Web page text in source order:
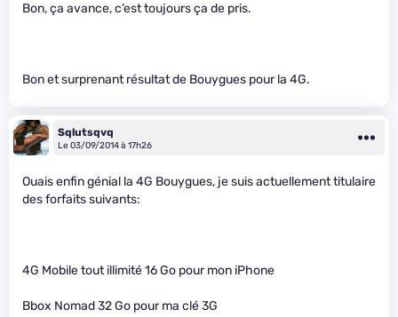
Bon, ça avance, c’est toujours ça de pris.
Bon et surprenant résultat de Bouygues pour la 4G.
Sqlutsqvq
Le 03/09/2014 à 17h26
Ouais enfin génial la 4G Bouygues, je suis actuellement titulaire
des forfaits suivants:
4G Mobile tout illimité 16 Go pour mon iPhone
Bbox Nomad 32 Go pour ma clé 3G